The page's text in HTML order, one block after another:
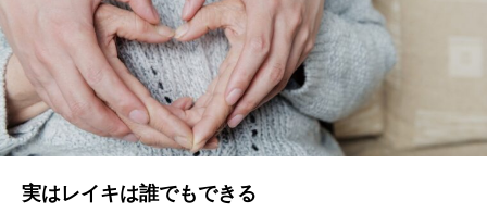
実はレイキは誰でもできる